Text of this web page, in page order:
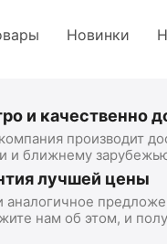
Новинки
и качественно
производит
и ближнему
лучшей цены
аналогичное
нам об этом, и